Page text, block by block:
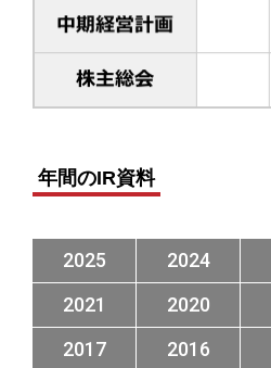
年間のIR資料
2025 2024
2021
2020
2017
2016